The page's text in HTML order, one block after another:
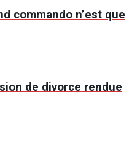
commando n’est que
de divorce rendue